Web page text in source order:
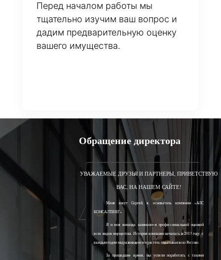
Перед началом работы мы
тщательно изучим ваш вопрос и
дадим предварительную оценку
вашего имущества.
Обращение директора
УВАЖАЕМЫЕ ДРУЗЬЯ И ПАРТНЕРЫ, ПРИВЕТСТВУЮ
ВАС, НА НАШЕМ САЙТЕ!
Меня зовут Сергей, я, основатель компании «АЛС
КОНСАЛТИНГ».
Я и моя команда занимаемся профессиональной оценкой
всех видов имущества. История компании началась в 2013 году, с
каждым годом мы развиваемся и растём, охватывая всю Россию.
За прошедшее время, мы успели поработать с такими